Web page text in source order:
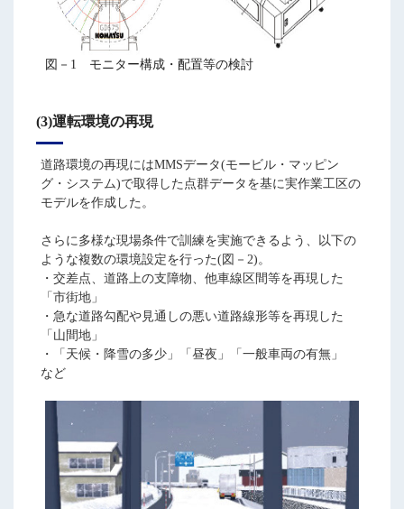
図－1 モニター構成・配置等の検討
(3)運転環境の再現
道路環境の再現にはMMSデータ(モービル・マッピン
グ・システム)で取得した点群データを基に実作業工区の
モデルを作成した。
さらに多様な現場条件で訓練を実施できるよう、以下の
ような複数の環境設定を行った(図－2)。
・交差点、道路上の支障物、他車線区間等を再現した
「市街地」
・急な道路勾配や見通しの悪い道路線形等を再現した
「山間地」
・「天候・降雪の多少」「昼夜」「一般車両の有無」
など